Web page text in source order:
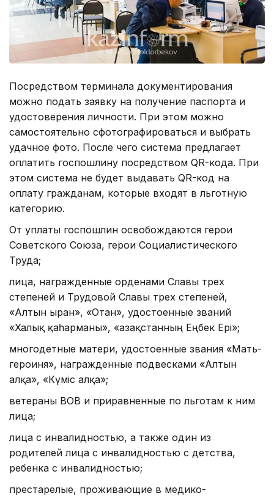
Посредством терминала документирования
можно подать заявку на получение паспорта и
удостоверения личности. При этом можно
самостоятельно сфотографироваться и выбрать
удачное фото. После чего система предлагает
оплатить госпошлину посредством QR-кода. При
этом система не будет выдавать QR-код на
оплату гражданам, которые входят в льготную
категорию.
От уплаты госпошлин освобождаются герои
Советского Союза, герои Социалистического
Труда;
лица, награжденные орденами Славы трех
степеней и Трудовой Славы трех степеней,
«Алтын Қыран», «Отан», удостоенные званий
«Халық қаһарманы», «Қазақстанның Еңбек Epi»;
многодетные матери, удостоенные звания «Мать-
героиня», награжденные подвесками «Алтын
алқа», «Күмiс алқа»;
ветераны ВОВ и приравненные по льготам к ним
лица;
лица с инвалидностью, а также один из
родителей лица с инвалидностью с детства,
ребенка с инвалидностью;
престарелые, проживающие в медико-